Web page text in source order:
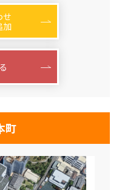
せ
加
町